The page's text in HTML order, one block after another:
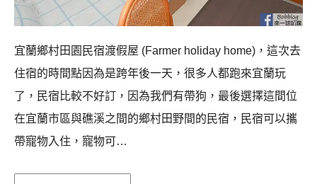
宜蘭鄉村田園民宿渡假屋 (Farmer holiday home)，這次去
住宿的時間點因為是跨年後一天，很多人都跑來宜蘭玩
了，民宿比較不好訂，因為我們有帶狗，最後選擇這間位
在宜蘭市區與礁溪之間的鄉村田野間的民宿，民宿可以攜
帶寵物入住，寵物可…